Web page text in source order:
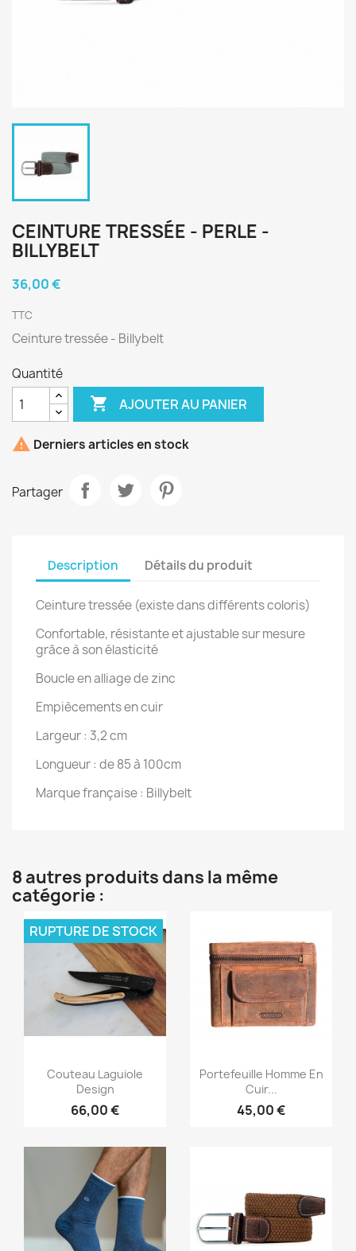
CEINTURE TRESSÉE - PERLE -
BILLYBELT
36,00 €
TTC
Ceinture tressée - Billybelt
Quantité
 AJOUTER AU PANIER
 Derniers articles en stock
Partager
Description Détails du produit
Ceinture tressée (existe dans différents coloris)
Confortable, résistante et ajustable sur mesure
grâce à son élasticité
Boucle en alliage de zinc
Empiècements en cuir
Largeur : 3,2 cm
Longueur : de 85 à 100cm
Marque française : Billybelt
8 autres produits dans la même
catégorie :
Aperçu rapide
Couteau Laguiole
Design
66,00 €
RUPTURE DE STOCK
Aperçu rapide
Portefeuille Homme En
Cuir...
45,00 €